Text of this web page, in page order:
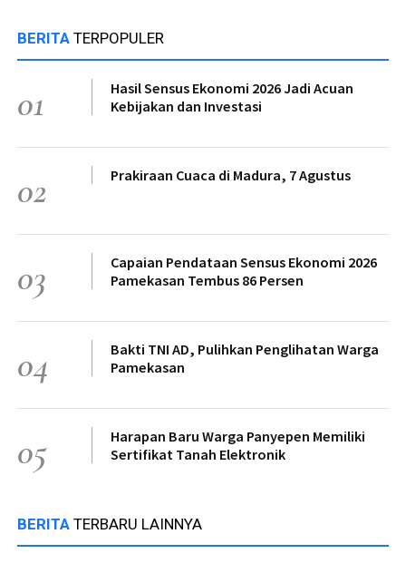
BERITA TERPOPULER
01
Hasil Sensus Ekonomi 2026 Jadi Acuan
Kebijakan dan Investasi
02 Prakiraan Cuaca di Madura, 7 Agustus
03
Capaian Pendataan Sensus Ekonomi 2026
Pamekasan Tembus 86 Persen
04
Bakti TNI AD, Pulihkan Penglihatan Warga
Pamekasan
05
Harapan Baru Warga Panyepen Memiliki
Sertifikat Tanah Elektronik
BERITA TERBARU LAINNYA